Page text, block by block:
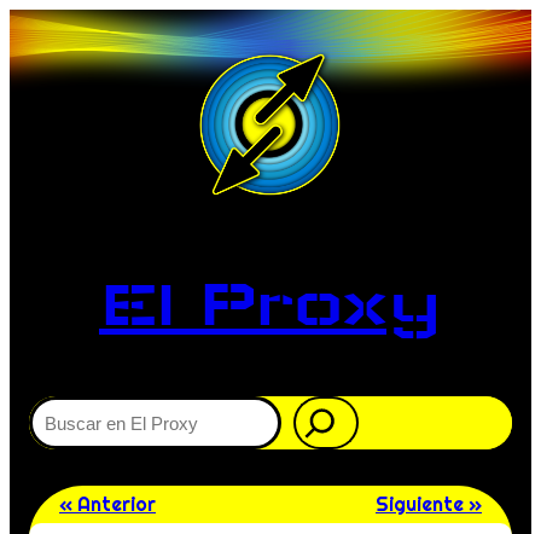
El Proxy
Buscar
« Anterior Siguiente »